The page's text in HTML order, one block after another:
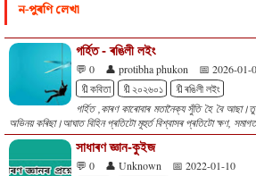
ন-পুৰণি লেখা
গৰ্হিত - ৰঙিলী লইং
💬 0 👤 protibha phukon
📅 2026-01-
🔖কবিতা
🔖২০২৬০১
🔖ৰঙিলী লইং
গৰ্হিত ,কাৰণ কাৰোবাৰ মতানৈক্য সুঁতি হৈ বৈ
অভিনয় কৰিছা।আঘাত বিহিন প্ৰতিটো মূহুৰ্ত বিশ্বাসৰ প্ৰতিটো ক্ষণ,
সাধাৰণ জ্ঞান-কুইজ
💬 0 👤 Unknown
📅 2022-01-10